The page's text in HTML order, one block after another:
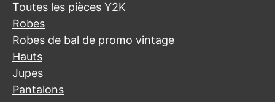
Toutes les pièces Y2K
Robes
Robes de bal de promo vintage
Hauts
Jupes
Pantalons